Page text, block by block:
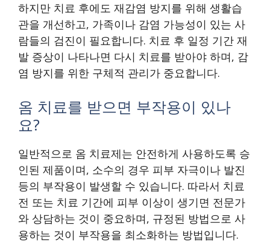
하지만 치료 후에도 재감염 방지를 위해 생활습
관을 개선하고, 가족이나 감염 가능성이 있는 사
람들의 검진이 필요합니다. 치료 후 일정 기간 재
발 증상이 나타나면 다시 치료를 받아야 하며, 감
염 방지를 위한 구체적 관리가 중요합니다.
옴 치료를 받으면 부작용이 있나
요?
일반적으로 옴 치료제는 안전하게 사용하도록 승
인된 제품이며, 소수의 경우 피부 자극이나 발진
등의 부작용이 발생할 수 있습니다. 따라서 치료
전 또는 치료 기간에 피부 이상이 생기면 전문가
와 상담하는 것이 중요하며, 규정된 방법으로 사
용하는 것이 부작용을 최소화하는 방법입니다.